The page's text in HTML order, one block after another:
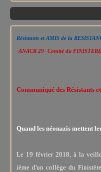
Résistants et AMIS de la
-ANACR 29- Comité du
Communiqué des Résistants
Quand les néonazis mettent
Le 19 février 2018, à la
ième d'un collège du